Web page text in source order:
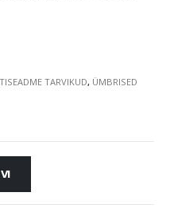
TARVIKUD, ÜMBRISED